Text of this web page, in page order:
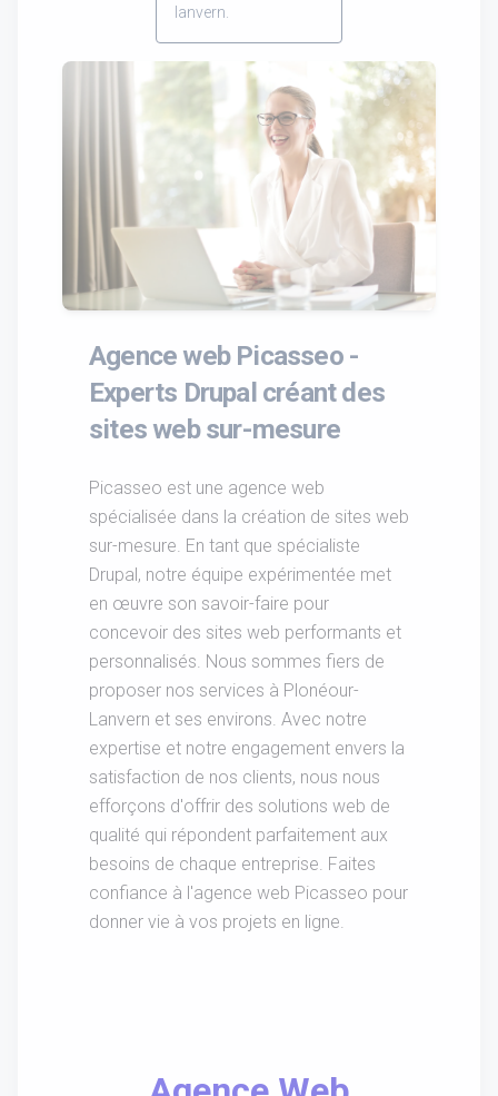
lanvern.
Agence web Picasseo -
Experts Drupal créant des
sites web sur-mesure
Picasseo est une agence web
spécialisée dans la création de sites web
sur-mesure. En tant que spécialiste
Drupal, notre équipe expérimentée met
en œuvre son savoir-faire pour
concevoir des sites web performants et
personnalisés. Nous sommes fiers de
proposer nos services à Plonéour-
Lanvern et ses environs. Avec notre
expertise et notre engagement envers la
satisfaction de nos clients, nous nous
efforçons d'offrir des solutions web de
qualité qui répondent parfaitement aux
besoins de chaque entreprise. Faites
confiance à l'agence web Picasseo pour
donner vie à vos projets en ligne.